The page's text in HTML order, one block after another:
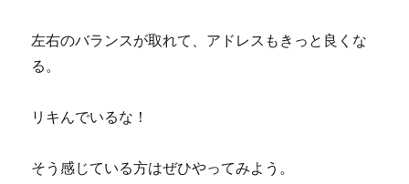
左右のバランスが取れて、アドレスもきっと良くな
る。
リキんでいるな！
そう感じている方はぜひやってみよう。